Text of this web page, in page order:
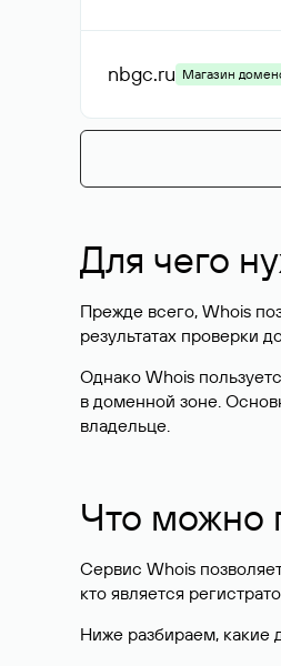
nbgc.ru Магазин
Для чего
Прежде всего, Whois
результатах проверки
Однако Whois
в доменной зоне.
владельце.
Что можно
Сервис Whois
кто является
Ниже разбираем, какие